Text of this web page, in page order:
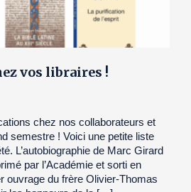
vos libraires !
chez nos collaborateurs et
semestre ! Voici une petite liste
L’autobiographie de Marc Girard
par l’Académie et sorti en
ouvrage du frère Olivier-Thomas